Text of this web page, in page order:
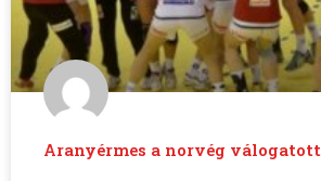
Aranyérmes a norvég válogatott